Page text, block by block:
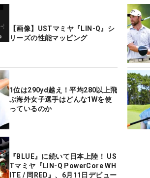
【画像】USTマミヤ『LIN-Q』シ
リーズの性能マッピング
1位は290yd越え！平均280以上飛
ぶ海外女子選手はどんな1Wを使
っているのか
『BLUE』に続いて日本上陸！ US
Tマミヤ『LIN-Q PowerCore WH
ITE / 同RED』、6月11日デビュー